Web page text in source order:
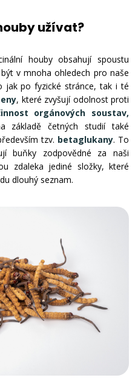
užívat?
houby obsahují spoustu
v mnoha ohledech pro naše
po fyzické stránce, tak i té
, které zvyšují odolnost proti
orgánových soustav,
četných studií také
tzv. betaglukany. To
buňky zodpovědné za naši
zdaleka jediné složky, které
dlouhý seznam.